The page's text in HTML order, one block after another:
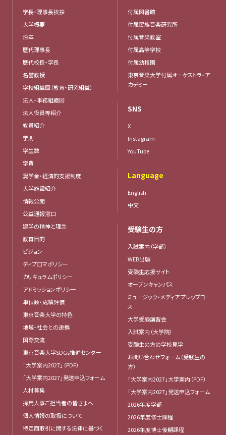
学長・理事長挨拶
大学概要
沿革
歴代理事長
歴代校長・学長
名誉教授
学校組織図（教育・研究組織）
法人・事務組織図
法人役員等紹介
教員紹介
学則
学生数
学費
奨学金・経済的支援制度
大学施設紹介
情報公開
公益通報窓口
建学の精神と理念
教育目的
ビジョン
ディプロマポリシー
カリキュラムポリシー
アドミッションポリシー
単位数・成績評価
東京音楽大学の特色
地域・社会との連携
国際交流
東京音楽大学SDGs推進センター
「大学案内2027」（PDF）
「大学案内2027」発送申込フォーム
人材募集
採用人事ご担当者の皆さまへ
個人情報の取扱について
特定商取引に関する法律に基づく
付属図書館
付属民族音楽研究所
付属音楽教室
付属高等学校
付属幼稚園
東京音楽大学付属オーケストラ・ア
カデミー
SNS
X
Instagram
YouTube
Language
English
中文
受験生の方
入試案内（学部）
WEB出願
受験生応援サイト
オープンキャンパス
ミュージック・メディア プレップコー
ス
大学受験講習会
入試案内（大学院）
受験生の方の学校見学
お問い合わせフォーム（受験生の
方）
「大学案内2027」大学案内（PDF）
「大学案内2027」発送申込フォーム
2026年度学部
2026年度修士課程
2026年度博士後期課程